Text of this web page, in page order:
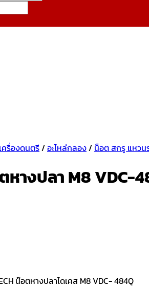
ครื่องดนตรี/ อะไหล่กลอง/ น็อต สกรู แหวน
หางปลา M8 VDC-
น๊อตหางปลาไดเคส M8 VDC- 484Q